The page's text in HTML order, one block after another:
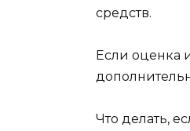
средств.
Если оценка
Что делать,